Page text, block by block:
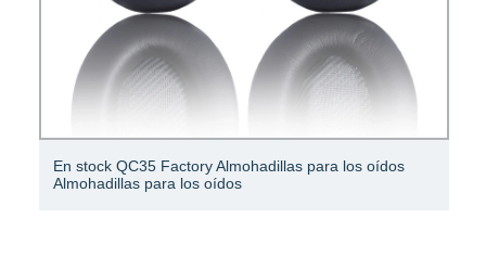
Almohadillas de reemplazo de almohadillas para los
oídos de electrónica de entrega rápida para auriculares
QC3